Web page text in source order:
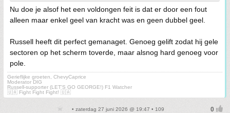
Nu doe je alsof het een voldongen feit is dat er door een fout
alleen maar enkel geel van kracht was en geen dubbel geel.
Russell heeft dit perfect gemanaget. Genoeg gelift zodat hij gele
sectoren op het scherm toverde, maar alsnog hard genoeg voor
pole.
Gerieflijke groeten, ChevyCaprice
Moderator DIG
Russell-supporter (LET'S GO GEORGE!) F1 Watcher
🇺🇦 Fight Fight Fight! 🇺🇦
• zaterdag 27 juni 2026 @ 19:47 • 109